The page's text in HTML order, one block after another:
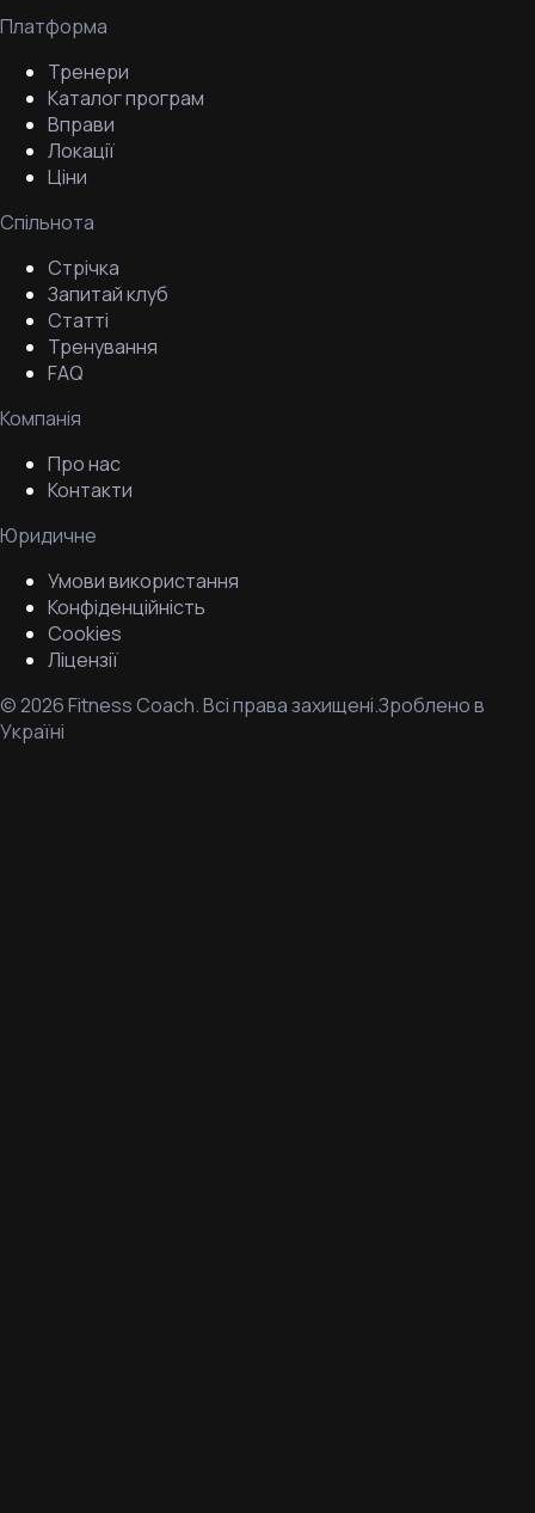
Платформа
Тренери
Каталог програм
Вправи
Локації
Ціни
Спільнота
Стрічка
Запитай клуб
Статті
Тренування
FAQ
Компанія
Про нас
Контакти
Юридичне
Умови використання
Конфіденційність
Cookies
Ліцензії
©2026Fitness Coach.Всі права захищені.Зроблено в
Україні